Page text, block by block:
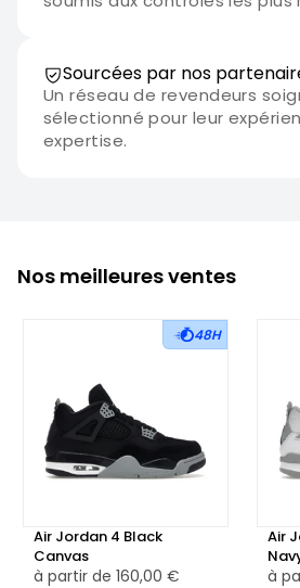
Sourcées par nos
Un réseau de revendeurs
sélectionné pour leur
expertise.
Nos meilleures ventes
48H
Air Jordan 4 Black
Canvas
à partir de 160,00 €
Air
à